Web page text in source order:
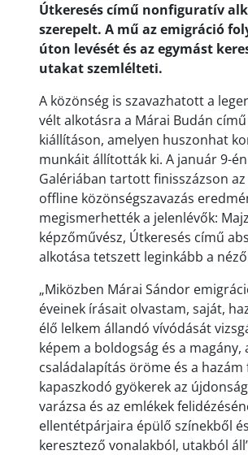
Útkeresés című nonfiguratív
szerepelt. A mű az emigráció
úton levését és az egymást
utakat szemlélteti.
A közönség is szavazhatott a
vélt alkotásra a Márai Budán
kiállításon, amelyen huszonhat
munkáit állították ki. A január 9-
Galériában tartott finisszázson
offline közönségszavazás
megismerhették a jelenlévők:
képzőművész, Útkeresés című
alkotása tetszett leginkább a
„Miközben Márai Sándor
éveinek írásait olvastam, saját,
élő lelkem állandó vívódását
képem a boldogság és a magány,
családalapítás öröme és a
kapaszkodó gyökerek az
varázsa és az emlékek
ellentétpárjaira épülő színekből
keresztező vonalakból, utakból